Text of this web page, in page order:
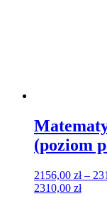
(poziom
2156,00 zł –
2310,00 zł